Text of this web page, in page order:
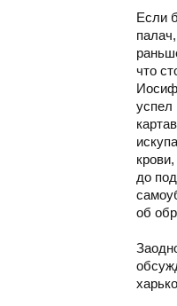
Если
что
успел
до
об